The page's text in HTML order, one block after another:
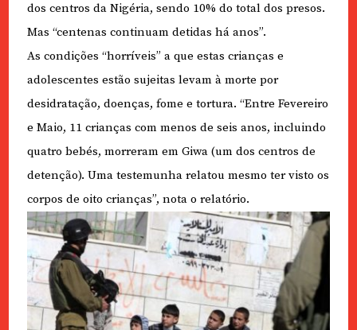
dos centros da Nigéria, sendo 10% do total dos presos.
Mas “centenas continuam detidas há anos”.
As condições “horríveis” a que estas crianças e
adolescentes estão sujeitas levam à morte por
desidratação, doenças, fome e tortura. “Entre Fevereiro
e Maio, 11 crianças com menos de seis anos, incluindo
quatro bebés, morreram em Giwa (um dos centros de
detenção). Uma testemunha relatou mesmo ter visto os
corpos de oito crianças”, nota o relatório.